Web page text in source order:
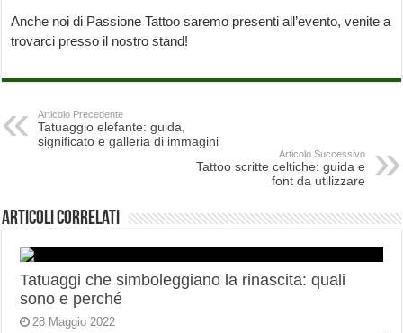
Anche noi di Passione Tattoo saremo presenti all’evento, venite a
trovarci presso il nostro stand!
Articolo Precedente
Tatuaggio elefante: guida,
significato e galleria di immagini
Articolo Successivo
Tattoo scritte celtiche: guida e
font da utilizzare
Articoli correlati
Tatuaggi che simboleggiano la rinascita: quali
sono e perché
28 Maggio 2022